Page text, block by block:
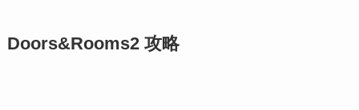
Doors&Rooms2 攻略